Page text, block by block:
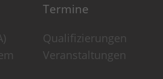
Termine
Qualifizierungen
Veranstaltungen